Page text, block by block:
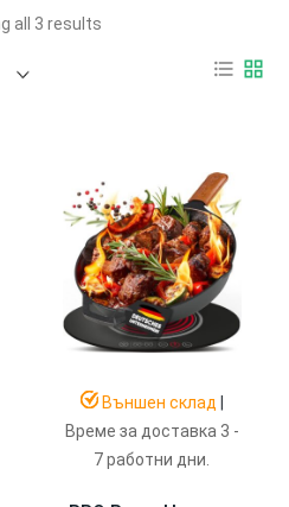
all 3 results
format_list_bulleted grid_view
Външен склад
Време за доставка 3 -
7 работни дни.